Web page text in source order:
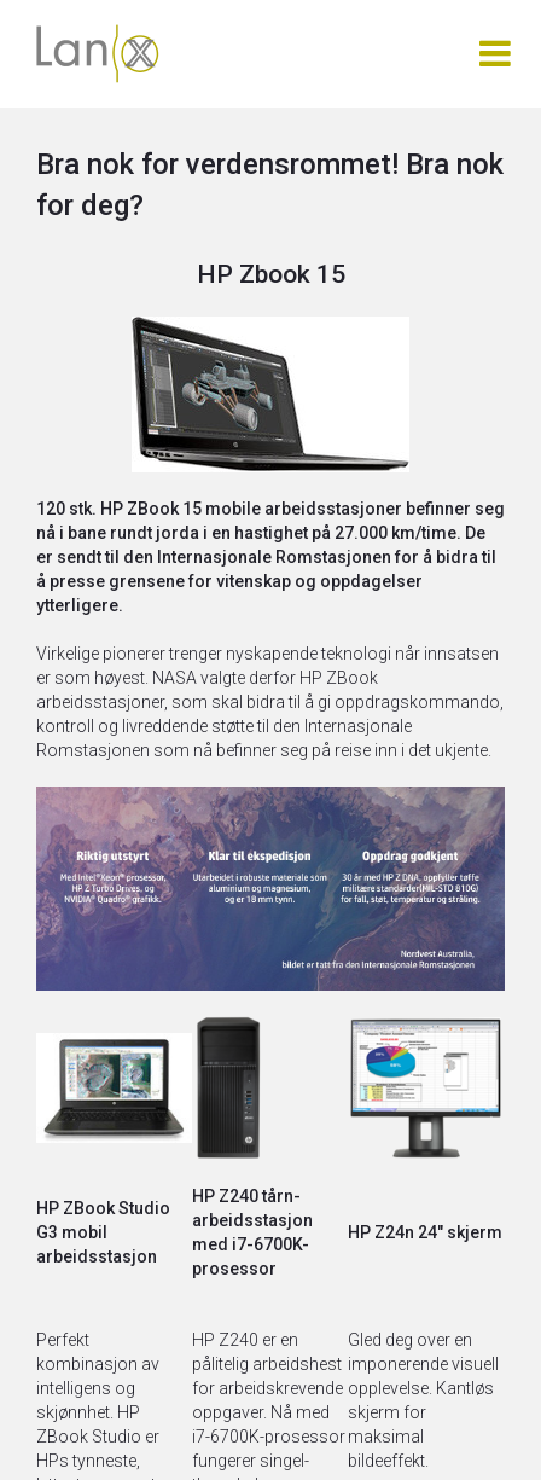
Bra nok for verdensrommet! Bra nok
for deg?
HP Zbook 15
120 stk. HP ZBook 15 mobile arbeidsstasjoner befinner seg
nå i bane rundt jorda i en hastighet på 27.000 km/time. De
er sendt til den Internasjonale Romstasjonen for å bidra til
å presse grensene for vitenskap og oppdagelser
ytterligere.
Virkelige pionerer trenger nyskapende teknologi når innsatsen
er som høyest. NASA valgte derfor HP ZBook
arbeidsstasjoner, som skal bidra til å gi oppdragskommando,
kontroll og livreddende støtte til den Internasjonale
Romstasjonen som nå befinner seg på reise inn i det ukjente.
HP ZBook Studio
G3 mobil
arbeidsstasjon
HP Z240 tårn-
arbeidsstasjon
med i7-6700K-
prosessor
HP Z24n 24" skjerm
Perfekt
kombinasjon av
intelligens og
skjønnhet. HP
ZBook Studio er
HPs tynneste,
HP Z240 er en
pålitelig arbeidshest
for arbeidskrevende
oppgaver. Nå med
i7-6700K-prosessor
fungerer singel-
Gled deg over en
imponerende visuell
opplevelse. Kantløs
skjerm for
maksimal
bildeeffekt.